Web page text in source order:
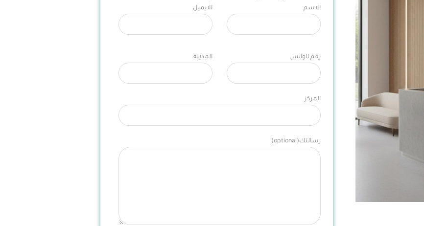
الاسم
رقم الواتس
الايميل
المدينة
المركز
رسالتك(optional)